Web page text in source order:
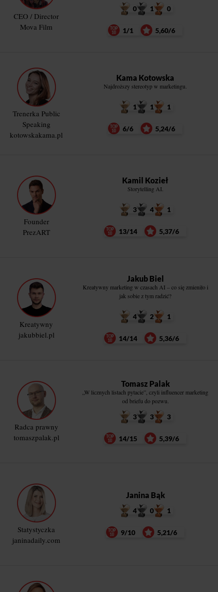
CEO / Director
Mova Film
0 1 0
1/1 5,60/6
Trenerka Public
Speaking
kotowskakama.pl
Kama Kotowska
Najdroższy stereotyp w marketingu.
1 1 1
6/6 5,24/6
Founder
PrezART
Kamil Kozieł
Storytelling AI.
3 4 1
13/14 5,37/6
Kreatywny
jakubbiel.pl
Jakub Biel
Kreatywny marketing w czasach AI – co się zmieniło i
jak sobie z tym radzić?
4 2 1
14/14 5,36/6
Radca prawny
tomaszpalak.pl
Tomasz Palak
„W licznych listach pytacie”, czyli influencer marketing
od briefu do pozwu.
3 3 3
14/15 5,39/6
Statystyczka
janinadaily.com
Janina Bąk
4 0 1
9/10 5,21/6